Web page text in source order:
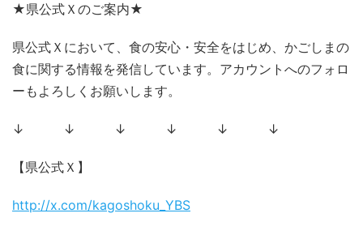
★県公式Ｘのご案内★
県公式Ｘにおいて、食の安心・安全をはじめ、かごしまの
食に関する情報を発信しています。アカウントへのフォロ
ーもよろしくお願いします。
↓ ↓ ↓ ↓ ↓ ↓
【県公式Ｘ】
http://x.com/kagoshoku_YBS